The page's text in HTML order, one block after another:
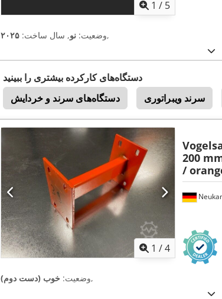
1 / 5
وضعیت: نو, سال ساخت: ۲۰۲۵ ,
دستگاه‌های کارکرده بیشتری را ببینید
دستگاه‌های سرند و خردایش
سرند ویبراتوری
1 /4
200
/
وضعیت: خوب (دست دوم) ,